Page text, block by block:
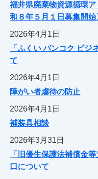
福井県廃棄物資源循環
和８年５月１日募集開始
2026年4月1日
「ふくい バンコク ビジ
て
2026年4月1日
障がい者虐待の防止
2026年4月1日
補装具相談
2026年3月31日
「旧優生保護法補償金
口について